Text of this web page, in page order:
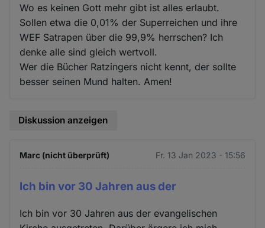
Wo es keinen Gott mehr gibt ist alles erlaubt.
Sollen etwa die 0,01% der Superreichen und ihre
WEF Satrapen über die 99,9% herrschen? Ich
denke alle sind gleich wertvoll.
Wer die Bücher Ratzingers nicht kennt, der sollte
besser seinen Mund halten. Amen!
Diskussion anzeigen
Marc (nicht überprüft) Fr. 13 Jan 2023 - 15:56
Ich bin vor 30 Jahren aus der
Ich bin vor 30 Jahren aus der evangelischen